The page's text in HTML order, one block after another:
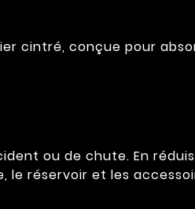
cintré, conçue pour
ou de chute. En
le réservoir et les